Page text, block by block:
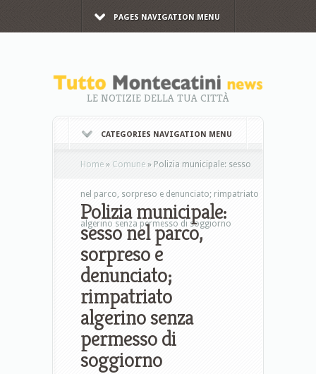
PAGES NAVIGATION MENU
LE NOTIZIE DELLA TUA CITTÀ
CATEGORIES NAVIGATION MENU
Home » Comune » Polizia municipale: sesso
nel parco, sorpreso e denunciato; rimpatriato
algerino senza permesso di soggiorno
Polizia municipale:
sesso nel parco,
sorpreso e
denunciato;
rimpatriato
algerino senza
permesso di
soggiorno